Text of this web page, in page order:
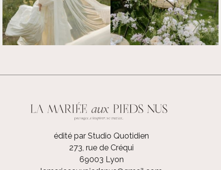
édité par Studio Quotidien
273, rue de Créqui
69003 Lyon